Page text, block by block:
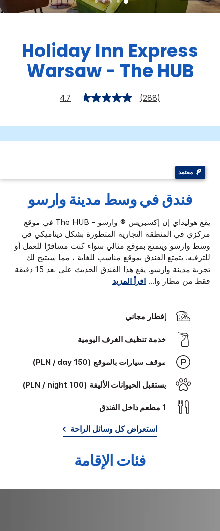
Holiday Inn Express
Warsaw - The HUB
4.7 (288)
معتمد
فندق في وسط مدينة وارسو
يقع هوليداي إن إكسبريس ® وارسو - The HUB في موقع
مركزي في المنطقة التجارية المتطورة بشكل ديناميكي في
وسط وارسو ويتمتع بموقع مثالي سواء كنت مسافرًا للعمل أو
للترفيه. يتمتع الفندق بموقع مناسب للغاية ، مما سيتيح لك
تجربة مدينة وارسو. يقع هذا الفندق الحديث على بعد 15 دقيقة
فقط من مطار وا... اقرأ المزيد
إفطار مجاني
خدمة تنظيف الغرف اليومية
موقف سيارات بالموقع (150 PLN / day)
يستقبل الحيوانات الأليفة (100 PLN / night)
1 مطعم داخل الفندق
استعراض كل وسائل الراحة
فئات الإقامة